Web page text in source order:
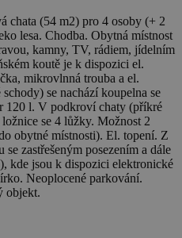
chata (54 m2) pro 4 osoby (+ 2
lesa. Chodba. Obytná místnost
kamny, TV, rádiem, jídelním
koutě je k dispozici el.
mikrovlnná trouba a el.
se nachází koupelna se
120 l. V podkroví chaty (příkré
se 4 lůžky. Možnost 2
obytné místnosti). El. topení. Z
zastřešeným posezením a dále
kde jsou k dispozici elektronické
Neoplocené parkování.
objekt.